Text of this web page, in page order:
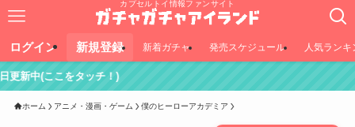
カプセルトイ情報ファンサイト
ログイン 新規登録 新着ガチャ 発売スケジュール 人気ランキ
ッチ！)
ホーム アニメ・漫画・ゲーム 僕のヒーローアカデミア